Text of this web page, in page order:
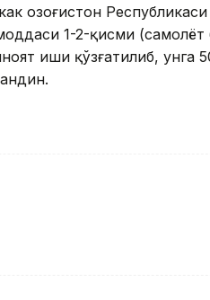
Қозоғистон
1-2-қисми
иши қўзғатилиб,